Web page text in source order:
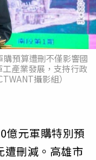
預算遭刪不僅影響國
產業發展，支持行政
攝影組）
億元軍購特別預
遭刪減。高雄市